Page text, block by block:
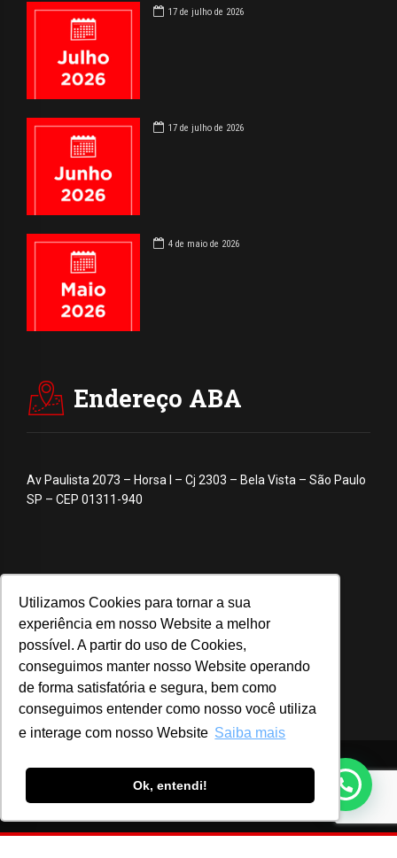
Utilizamos Cookies para tornar a sua
experiência em nosso Website a melhor
possível. A partir do uso de Cookies,
conseguimos manter nosso Website operando
de forma satisfatória e segura, bem como
conseguimos entender como nosso você utiliza
e interage com nosso Website Saiba mais
Ok, entendi!
17 de julho de 2026
17 de julho de 2026
4 de maio de 2026
Endereço ABA
Av Paulista 2073 – Horsa I – Cj 2303 – Bela Vista – São Paulo
SP – CEP 01311-940
© 2020 ABA – Associação Brasileira de Anunciantes
Login Notícias Advocacy Webinar